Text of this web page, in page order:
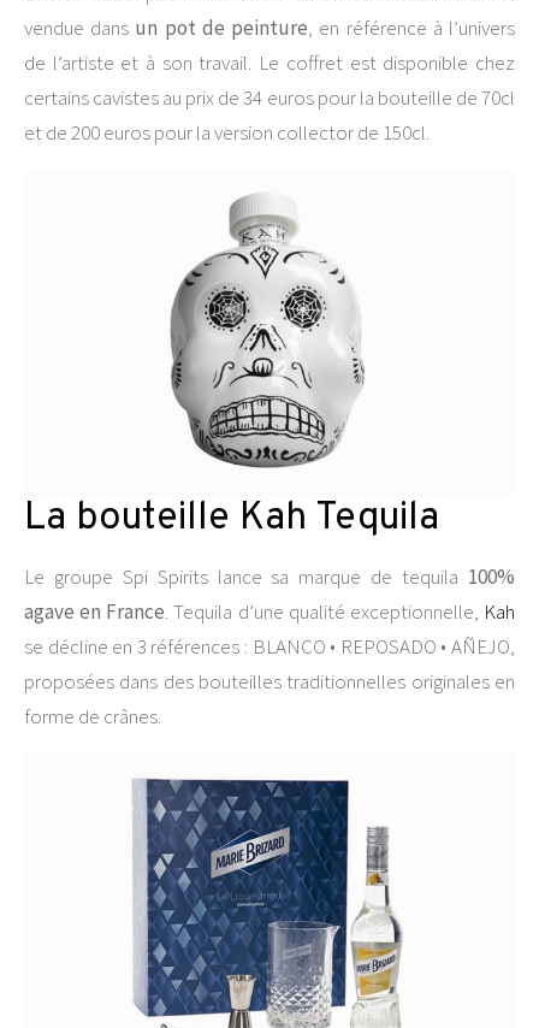
vendue dans un pot de peinture, en référence à l’univers
de l’artiste et à son travail. Le coffret est disponible chez
certains cavistes au prix de 34 euros pour la bouteille de 70cl
et de 200 euros pour la version collector de 150cl.
La bouteille Kah Tequila
Le groupe Spi Spirits lance sa marque de tequila 100%
agave en France. Tequila d’une qualité exceptionnelle, Kah
se décline en 3 références : BLANCO • REPOSADO • AÑEJO,
proposées dans des bouteilles traditionnelles originales en
forme de crânes.